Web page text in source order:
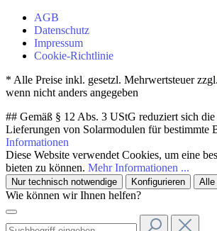
AGB
Datenschutz
Impressum
Cookie-Richtlinie
* Alle Preise inkl. gesetzl. Mehrwertsteuer zzgl.
wenn nicht anders angegeben
## Gemäß § 12 Abs. 3 UStG reduziert sich
Lieferungen von Solarmodulen für bestimmte
Informationen
Diese Website verwendet Cookies, um eine
bieten zu können. Mehr Informationen ...
Nur technisch notwendige Konfigurieren Alle
Wie können wir Ihnen helfen?